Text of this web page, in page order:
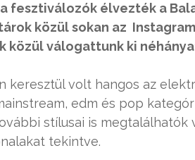
fesztiválozók élvezték a
közül sokan az
közül válogattunk ki
keresztül volt hangos az
edm és pop
stílusai is megtalálhatók
tekintve.